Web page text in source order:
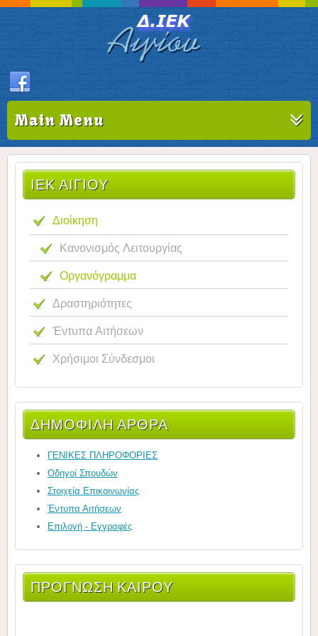
Main Menu
ΙΕΚ ΑΙΓΊΟΥ
Διοίκηση
Κανονισμός Λειτουργίας
Οργανόγραμμα
Δραστηριότητες
Έντυπα Αιτήσεων
Χρήσιμοι Σύνδεσμοι
ΔΗΜΟΦΙΛΉ ΆΡΘΡΑ
ΓΕΝΙΚΕΣ ΠΛΗΡΟΦΟΡΙΕΣ
Οδηγοί Σπουδών
Στοιχεία Επικοινωνίας
Έντυπα Αιτήσεων
Επιλογή - Εγγραφές
ΠΡΌΓΝΩΣΗ ΚΑΙΡΟΎ